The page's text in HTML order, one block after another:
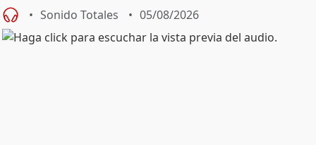
Sonido Totales 05/08/2026